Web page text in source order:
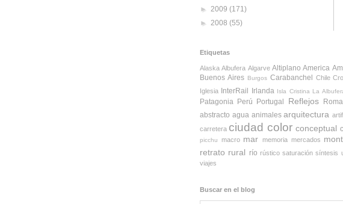
► 2009 (171)
► 2008 (55)
Etiquetas
Alaska Albufera Algarve Altiplano America
Buenos Aires Burgos Carabanchel Chile
Iglesia InterRail Irlanda Isla Cristina La
Patagonia Perú Portugal Reflejos Roma
abstracto agua animales arquitectura
carretera ciudad color conceptual
picchu
macro mar memoria mercados
retrato rural río rústico saturación síntesis
viajes
Buscar en el blog